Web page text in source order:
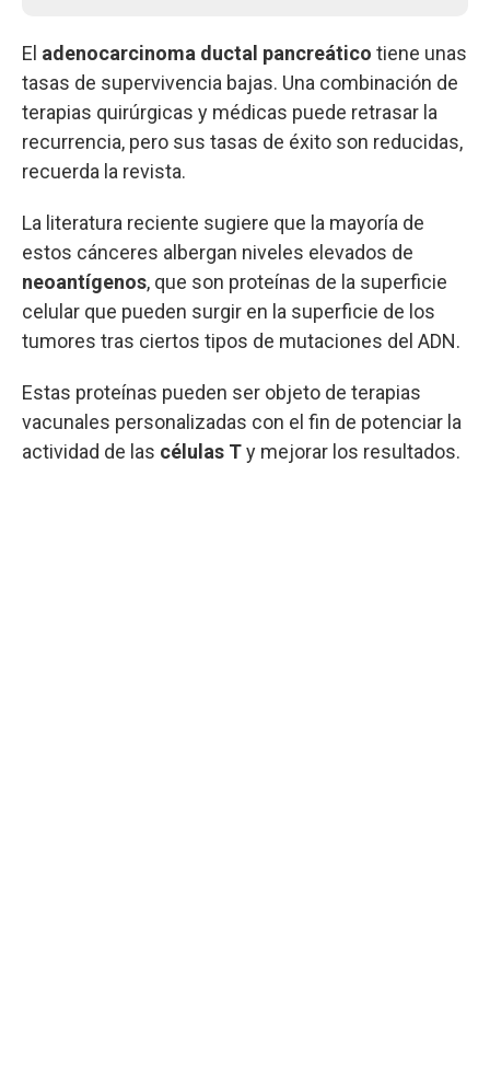
El adenocarcinoma ductal pancreático tiene unas
tasas de supervivencia bajas. Una combinación de
terapias quirúrgicas y médicas puede retrasar la
recurrencia, pero sus tasas de éxito son reducidas,
recuerda la revista.
La literatura reciente sugiere que la mayoría de
estos cánceres albergan niveles elevados de
neoantígenos, que son proteínas de la superficie
celular que pueden surgir en la superficie de los
tumores tras ciertos tipos de mutaciones del ADN.
Estas proteínas pueden ser objeto de terapias
vacunales personalizadas con el fin de potenciar la
actividad de las células Ty mejorar los resultados.